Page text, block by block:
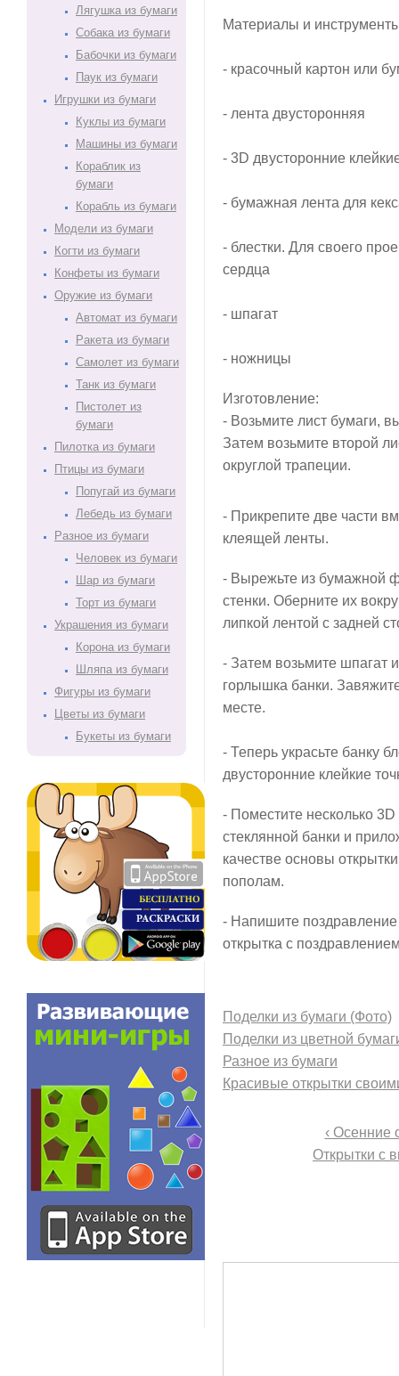
Лягушка из бумаги
Собака из бумаги
Бабочки из бумаги
Паук из бумаги
Игрушки из бумаги
Куклы из бумаги
Машины из бумаги
Кораблик из
бумаги
Корабль из бумаги
Модели из бумаги
Когти из бумаги
Конфеты из бумаги
Оружие из бумаги
Автомат из бумаги
Ракета из бумаги
Самолет из бумаги
Танк из бумаги
Пистолет из
бумаги
Пилотка из бумаги
Птицы из бумаги
Попугай из бумаги
Лебедь из бумаги
Разное из бумаги
Человек из бумаги
Шар из бумаги
Торт из бумаги
Украшения из бумаги
Корона из бумаги
Шляпа из бумаги
Фигуры из бумаги
Цветы из бумаги
Букеты из бумаги
Материалы и
- красочный картон или
- лента двусторонняя
- 3D двусторонние
- бумажная лента для
- блестки. Для своего
сердца
- шпагат
- ножницы
Изготовление:
- Возьмите лист бумаги,
Затем возьмите второй
округлой трапеции.
- Прикрепите две части
клеящей ленты.
- Вырежьте из бумажной
стенки. Оберните их
липкой лентой с задней
- Затем возьмите шпагат
горлышка банки.
месте.
- Теперь украсьте банку
двусторонние клейкие
- Поместите несколько 3D
стеклянной банки и
качестве основы
пополам.
- Напишите
открытка с
Поделки из бумаги (Фото)
Поделки из цветной
Разное из бумаги
Красивые открытки
‹ Осенние
Открытки с